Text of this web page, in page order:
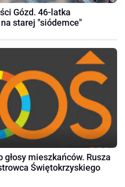
Gózd. 46-latka
starej "siódemce"
mieszkańców. Rusza
Świętokrzyskiego